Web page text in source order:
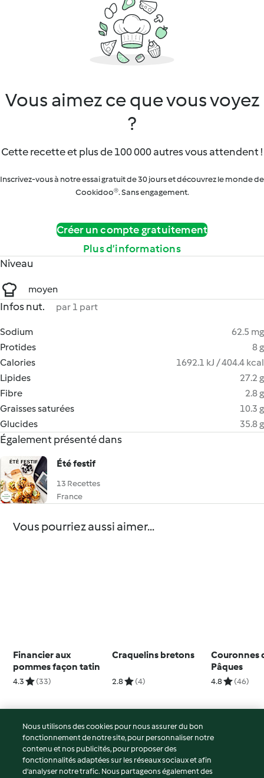
Vous aimez ce que vous voyez
?
Cette recette et plus de 100 000 autres vous attendent !
Inscrivez-vous à notre essai gratuit de 30 jours et découvrez le monde de
Cookidoo®. Sans engagement.
Créer un compte gratuitement
Plus d’informations
Niveau
moyen
Infos nut. par 1 part
Sodium
62.5 mg
Protides
8 g
Calories
1692.1 kJ / 404.4 kcal
Lipides
27.2 g
Fibre
2.8 g
Graisses saturées
10.3 g
Glucides
35.8 g
Également présenté dans
Été festif
13 Recettes
France
Vous pourriez aussi aimer...
Financier aux
pommes façon tatin
4.3 (33)
Craquelins bretons
2.8 (4)
Couronnes
Pâques
4.8 (46)
© Copyright 2026
Conditions d'utilisation
Nous utilisons des cookies pour nous assurer du bon
fonctionnement de notre site, pour personnaliser notre
contenu et nos publicités, pour proposer des
fonctionnalités adaptées sur les réseaux sociaux et afin
d’analyser notre trafic. Nous partageons également des